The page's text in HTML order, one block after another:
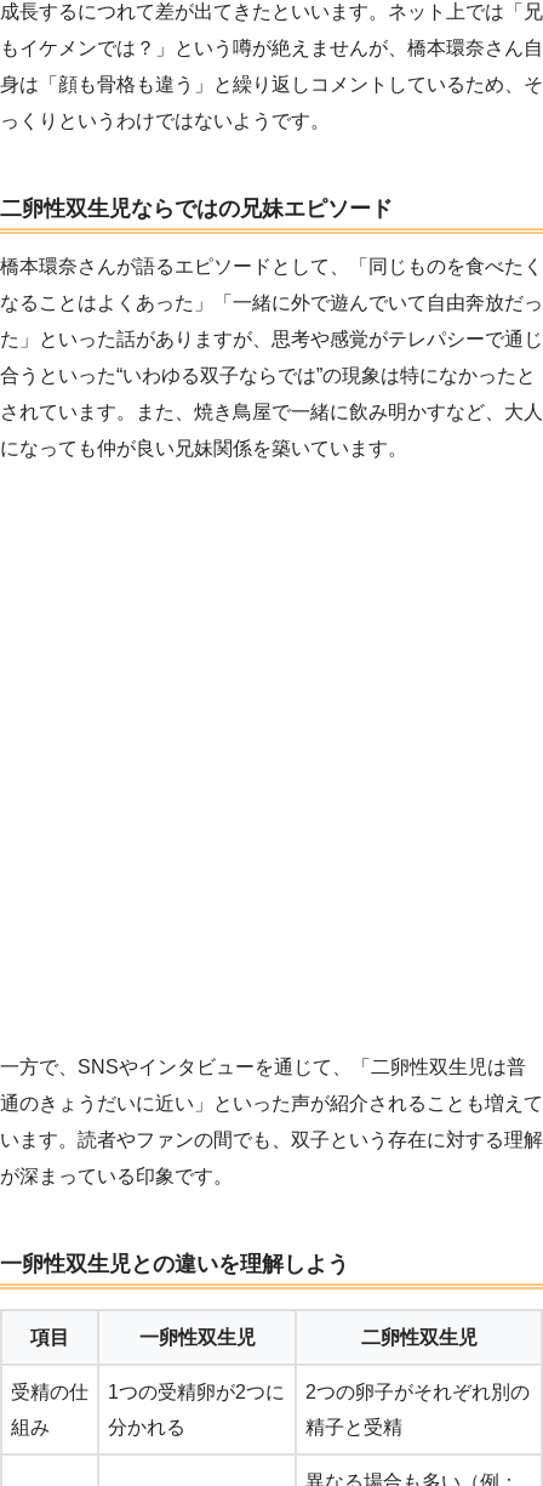
成長するにつれて差が出てきたといいます。ネット上では「兄
もイケメンでは？」という噂が絶えませんが、橋本環奈さん自
身は「顔も骨格も違う」と繰り返しコメントしているため、そ
っくりというわけではないようです。
二卵性双生児ならではの兄妹エピソード
橋本環奈さんが語るエピソードとして、「同じものを食べたく
なることはよくあった」「一緒に外で遊んでいて自由奔放だっ
た」といった話がありますが、思考や感覚がテレパシーで通じ
合うといった“いわゆる双子ならでは”の現象は特になかったと
されています。また、焼き鳥屋で一緒に飲み明かすなど、大人
になっても仲が良い兄妹関係を築いています。
一方で、SNSやインタビューを通じて、「二卵性双生児は普
通のきょうだいに近い」といった声が紹介されることも増えて
います。読者やファンの間でも、双子という存在に対する理解
が深まっている印象です。
一卵性双生児との違いを理解しよう
項目 一卵性双生児 二卵性双生児
受精の仕
組み
1つの受精卵が2つに
分かれる
2つの卵子がそれぞれ別の
精子と受精
異なる場合も多い（例：